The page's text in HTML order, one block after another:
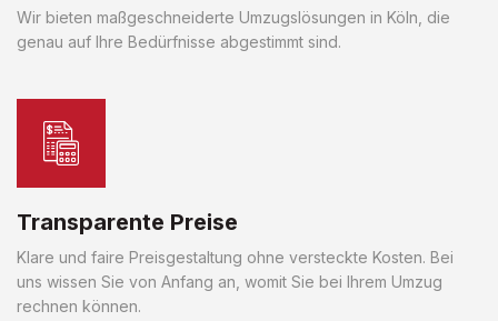
Wir bieten maßgeschneiderte Umzugslösungen in Köln, die
genau auf Ihre Bedürfnisse abgestimmt sind.
Transparente Preise
Klare und faire Preisgestaltung ohne versteckte Kosten. Bei
uns wissen Sie von Anfang an, womit Sie bei Ihrem Umzug
rechnen können.